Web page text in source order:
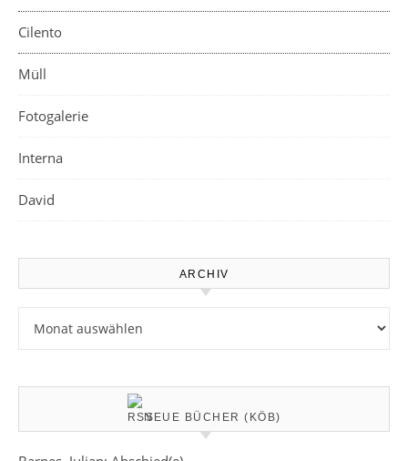
Cilento
Müll
Fotogalerie
Interna
David
ARCHIV
NEUE BÜCHER (KÖB)